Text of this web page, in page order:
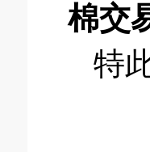
棉交
特